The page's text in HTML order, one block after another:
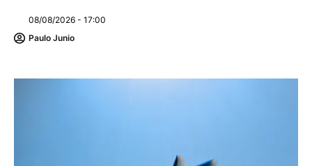
08/08/2026 - 17:00
Paulo Junio